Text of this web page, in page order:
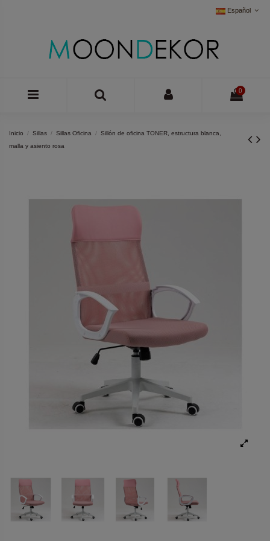
Español
0
Inicio Sillas Sillas Oficina
Sillón de oficina TONER, estructura blanca,
malla y asiento rosa